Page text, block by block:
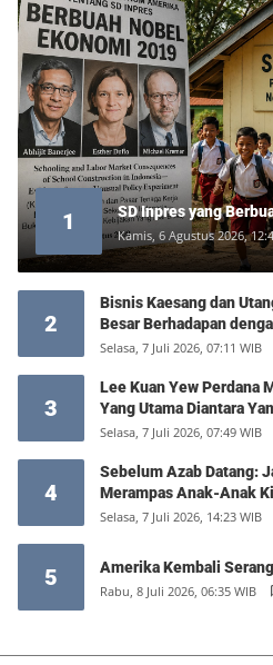
1 SD Inpres yang
Kamis, 6 Agustus 2026,
2
Bisnis Kaesang dan
Besar Berhadapan
Selasa, 7 Juli 2026, 07:11 WIB
3
Lee Kuan Yew Perdana Menteri Singapura 1959-1990,
Yang Utama Diantara
Selasa, 7 Juli 2026, 07:49 WIB
4
Sebelum Azab Datang:
Merampas Anak-Anak
Selasa, 7 Juli 2026, 14:23 WIB
5 Amerika Kembali
Rabu, 8 Juli 2026, 06:35 WIB